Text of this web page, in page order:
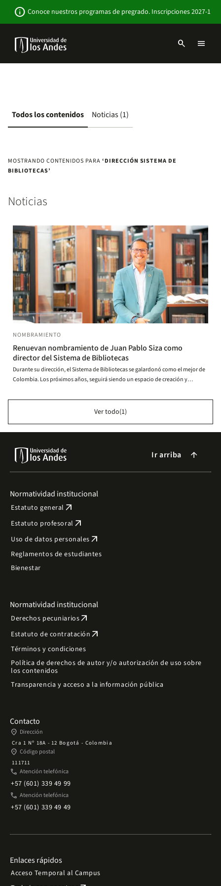
contenido
info Conoce nuestros programas de pregrado. Inscripciones 2027-1
Navbar
search menu
Todos los contenidos Noticias (1)
MOSTRANDO CONTENIDOS PARA ‘DIRECCIÓN SISTEMA DE
BIBLIOTECAS’
Noticias
NOMBRAMIENTO
Renuevan nombramiento de Juan Pablo Siza como
director del Sistema de Bibliotecas
Durante su dirección, el Sistema de Bibliotecas se galardonó como el mejor de
Colombia. Los próximos años, seguirá siendo un espacio de creación y
Ver todo(1)
Ir arriba arrow_forward
Normatividad institucional
Estatuto general arrow_outward
Estatuto profesoral arrow_outward
Uso de datos personales arrow_outward
Reglamentos de estudiantes
Bienestar
Normatividad institucional
Derechos pecuniariosarrow_outward
Estatuto de contratación arrow_outward
Términos y condiciones
Política de derechos de autor y/o autorización de uso sobre
los contenidos
Transparencia y acceso a la información pública
Contacto
place Dirección
Cra 1 Nº 18A - 12 Bogotá - Colombia
place Código postal
111711
phone Atención telefónica
+57 (601) 339 49 99
phone Atención telefónica
+57 (601) 339 49 49
Enlaces rápidos
Acceso Temporal al Campus